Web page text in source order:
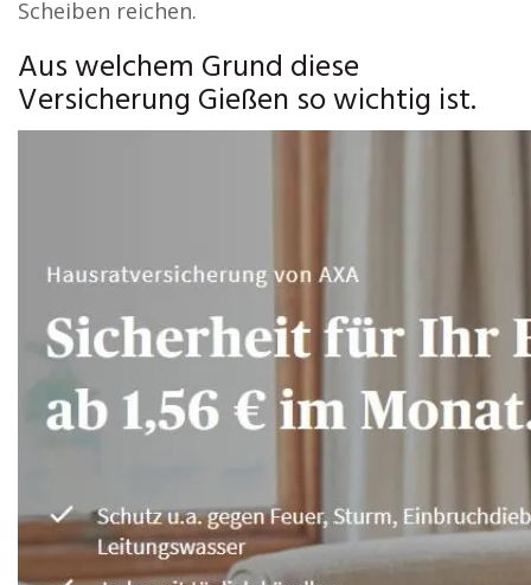
Scheiben reichen.
Aus welchem Grund diese
Versicherung Gießen so wichtig ist.